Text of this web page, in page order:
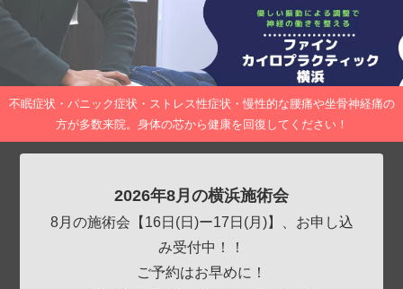
不眠症状・パニック症状・ストレス性症状・慢性的な腰痛や坐骨神経痛の
方が多数来院。身体の芯から健康を回復してください！
2026年8月の横浜施術会
8月の施術会【16日(日)ー17日(月)】、お申し込
み受付中！！
ご予約はお早めに！